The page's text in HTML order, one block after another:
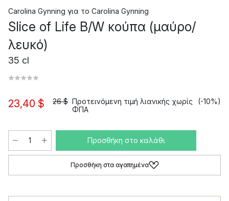
Carolina Gynning για το Carolina Gynning
Slice of Life B/W κούπα (μαύρο/
λευκό)
35 cl
23,40 $ 26 $ Προτεινόμενη τιμή λιανικής χωρίς
ΦΠΑ
(-10%)
Προσθήκη στο καλάθι
Προσθήκη στα αγαπημένα